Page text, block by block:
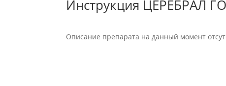
Инструкция ЦЕРЕБРАЛ
Описание препарата на данный момент